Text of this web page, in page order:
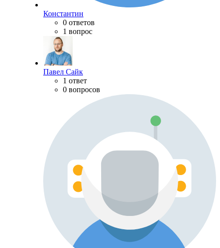
Константин
0 ответов
1 вопрос
Павел Сайк
1 ответ
0 вопросов